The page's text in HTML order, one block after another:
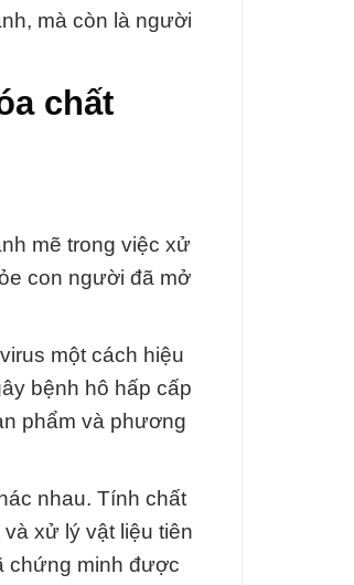
mà còn là người
chất
mẽ trong việc xử
con người đã mở
một cách hiệu
bệnh hô hấp cấp
phẩm và phương
nhau. Tính chất
xử lý vật liệu tiên
chứng minh được